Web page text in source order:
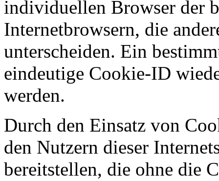
individuellen Browser der
Internetbrowsern, die
unterscheiden. Ein
eindeutige Cookie-ID
werden.
Durch den Einsatz von
den Nutzern dieser
bereitstellen, die ohne die